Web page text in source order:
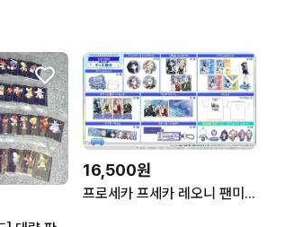
16,500원
프로세카 프세카 레오니 팬미팅 공구 전품목